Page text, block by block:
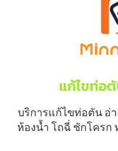
แก้ไขท่อ
บริการแก้ไขท่อตัน อ่
ห้องน้ำ โถฉี่ ชักโครก